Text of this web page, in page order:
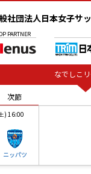
社団法人日本女子サ
PARTNER
なでしこ
次節
) 16:00
ニッパツ